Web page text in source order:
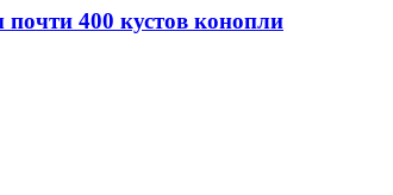
400 кустов конопли